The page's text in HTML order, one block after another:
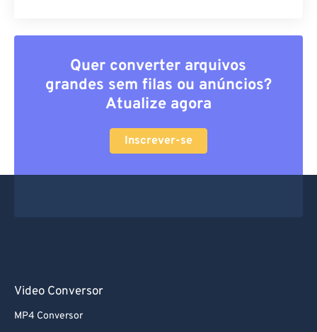
Quer converter arquivos
grandes sem filas ou anúncios?
Atualize agora
Inscrever-se
Video Conversor
MP4 Conversor